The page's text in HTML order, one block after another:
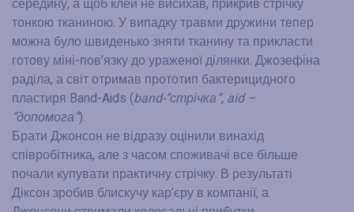
тонкою тканиною. У випадку травми дружини тепер
можна було швиденько зняти тканину та прикласти
готову міні-пов’язку до ураженої ділянки. Джозефіна
раділа, а світ отримав прототип бактерицидного
пластиря Band-Aids (band-“стрічка”, aid –
“допомога”).
Брати Джонсон не відразу оцінили винахід
співробітника, але з часом споживачі все більше
почали купувати практичну стрічку. В результаті
Діксон зробив блискучу кар’єру в компанії, а